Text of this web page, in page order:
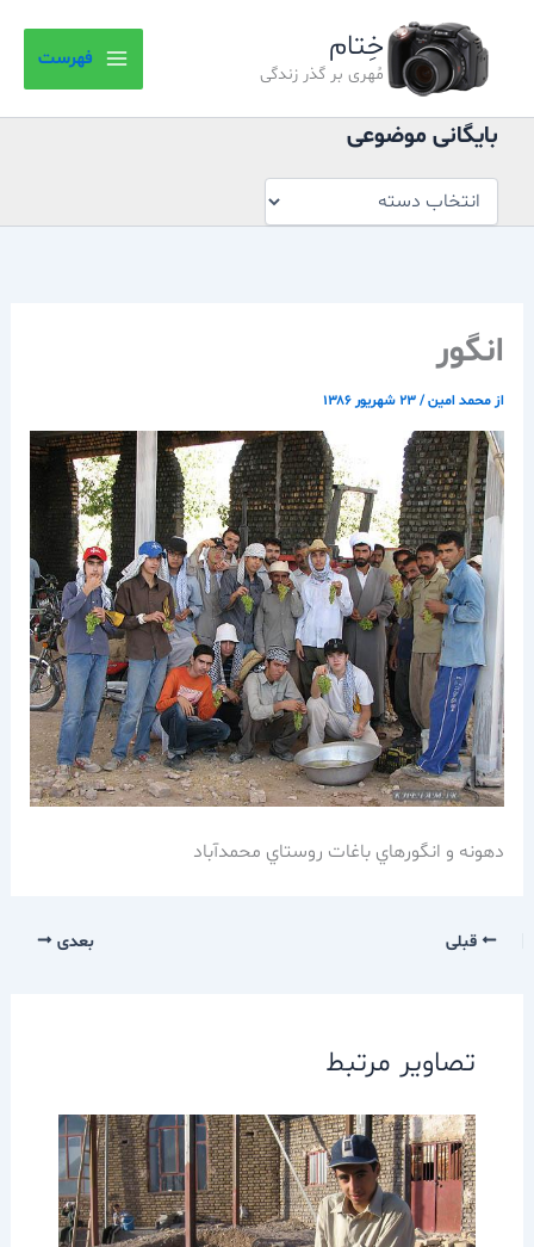
خِتام
مُهری بر گذر زندگی
فهرست
بایگانی موضوعی
موضوعی
انگور
از محمد امین/۲۳ شهریور ۱۳۸۶
دهونه و انگورهاي باغات روستاي محمدآباد
قبلی بعدی
تصاویر مرتبط